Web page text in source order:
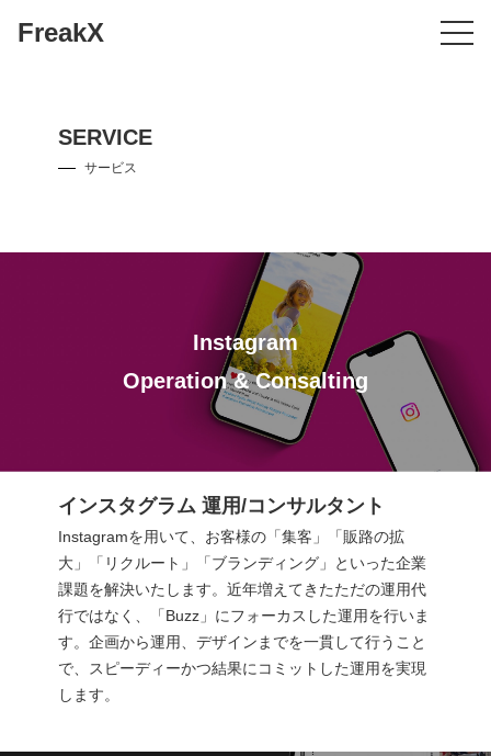
FreakX
会社概要
NEWS お知らせ
CONTACT お問い合わせ
SERVICE
サービス
Instagram
Operation & Consalting
インスタグラム 運用/コンサルタント
Instagramを用いて、お客様の「集客」「販路の拡
大」「リクルート」「ブランディング」といった企業
課題を解決いたします。近年増えてきたただの運用代
行ではなく、「Buzz」にフォーカスした運用を行いま
す。企画から運用、デザインまでを一貫して行うこと
で、スピーディーかつ結果にコミットした運用を実現
します。